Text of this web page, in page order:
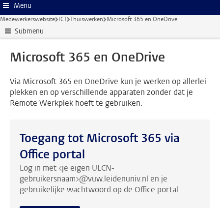
Menu
Medewerkerswebsite ICT Thuiswerken Microsoft 365 en OneDrive
Submenu
Microsoft 365 en OneDrive
Via Microsoft 365 en OneDrive kun je werken op allerlei
plekken en op verschillende apparaten zonder dat je
Remote Werkplek hoeft te gebruiken.
Toegang tot Microsoft 365 via
Office portal
Log in met <je eigen ULCN-
gebruikersnaam>@vuw.leidenuniv.nl en je
gebruikelijke wachtwoord op de Office portal.